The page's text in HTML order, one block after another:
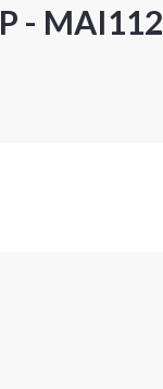
- MAI112